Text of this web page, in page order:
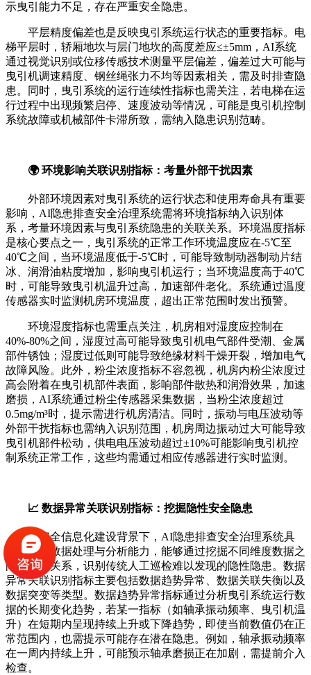
示曳引能力不足，存在严重安全隐患。
平层精度偏差也是反映曳引系统运行状态的重要指标。电
梯平层时，轿厢地坎与层门地坎的高度差应≤±5mm，AI系统
通过视觉识别或位移传感技术测量平层偏差，偏差过大可能与
曳引机调速精度、钢丝绳张力不均等因素相关，需及时排查隐
患。同时，曳引系统的运行连续性指标也需关注，若电梯在运
行过程中出现频繁启停、速度波动等情况，可能是曳引机控制
系统故障或机械部件卡滞所致，需纳入隐患识别范畴。
🌍 环境影响关联识别指标：考量外部干扰因素
外部环境因素对曳引系统的运行状态和使用寿命具有重要
影响，AI隐患排查安全治理系统需将环境指标纳入识别体
系，考量环境因素与曳引系统隐患的关联关系。环境温度指标
是核心要点之一，曳引系统的正常工作环境温度应在-5℃至
40℃之间，当环境温度低于-5℃时，可能导致制动器制动片结
冰、润滑油粘度增加，影响曳引机运行；当环境温度高于40℃
时，可能导致曳引机温升过高，加速部件老化。系统通过温度
传感器实时监测机房环境温度，超出正常范围时发出预警。
环境湿度指标也需重点关注，机房相对湿度应控制在
40%-80%之间，湿度过高可能导致曳引机电气部件受潮、金属
部件锈蚀；湿度过低则可能导致绝缘材料干燥开裂，增加电气
故障风险。此外，粉尘浓度指标不容忽视，机房内粉尘浓度过
高会附着在曳引机部件表面，影响部件散热和润滑效果，加速
磨损，AI系统通过粉尘传感器采集数据，当粉尘浓度超过
0.5mg/m³时，提示需进行机房清洁。同时，振动与电压波动等
外部干扰指标也需纳入识别范围，机房周边振动过大可能导致
曳引机部件松动，供电电压波动超过±10%可能影响曳引机控
制系统正常工作，这些均需通过相应传感器进行实时监测。
📈 数据异常关联识别指标：挖掘隐性安全隐患
在安全信息化建设背景下，AI隐患排查安全治理系统具
备强大的数据处理与分析能力，能够通过挖掘不同维度数据之
间的关联关系，识别传统人工巡检难以发现的隐性隐患。数据
异常关联识别指标主要包括数据趋势异常、数据关联失衡以及
数据突变等类型。数据趋势异常指标通过分析曳引系统运行数
据的长期变化趋势，若某一指标（如轴承振动频率、曳引机温
升）在短期内呈现持续上升或下降趋势，即使当前数值仍在正
常范围内，也需提示可能存在潜在隐患。例如，轴承振动频率
在一周内持续上升，可能预示轴承磨损正在加剧，需提前介入
检查。